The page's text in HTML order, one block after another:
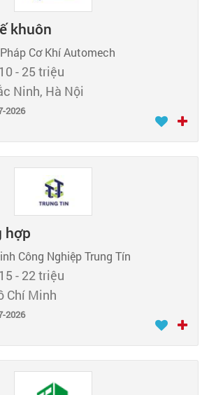
khuôn
Cơ Khí Automech
10 - 25 triệu
Ninh, Hà Nội
2026
hợp
Công Nghiệp Trung Tín
15 - 22 triệu
Chí Minh
2026